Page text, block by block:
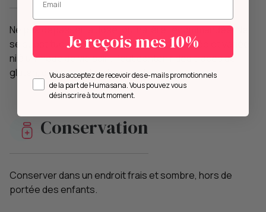
Ne pas dépasser la dose journalière recommandée. Ne
se substitue pas à une alimentation équilibrée et variée
ni à un mode de vie sain. Peut contenir des traces de
gluten, d'œufs, de lait de soja, de lupin.
Conservation
Conserver dans un endroit frais et sombre, hors de
portée des enfants.
Je reçois mes 10%
Opt inVous acceptez de recevoir des e-mails promotionnels
de la part de Humasana. Vous pouvez vous
désinscrire à tout moment.